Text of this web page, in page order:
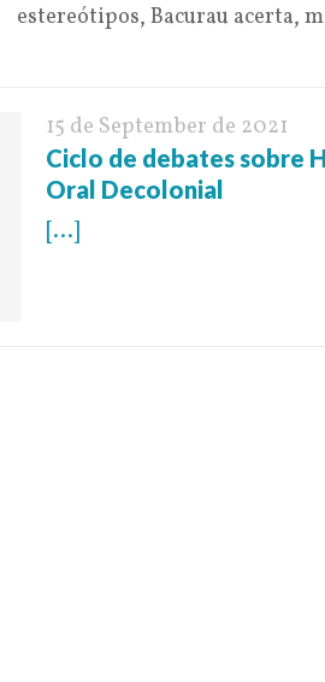
estereótipos, Bacurau acerta,
15 de September de 2021
Ciclo de debates sobre
Oral Decolonial
[...]